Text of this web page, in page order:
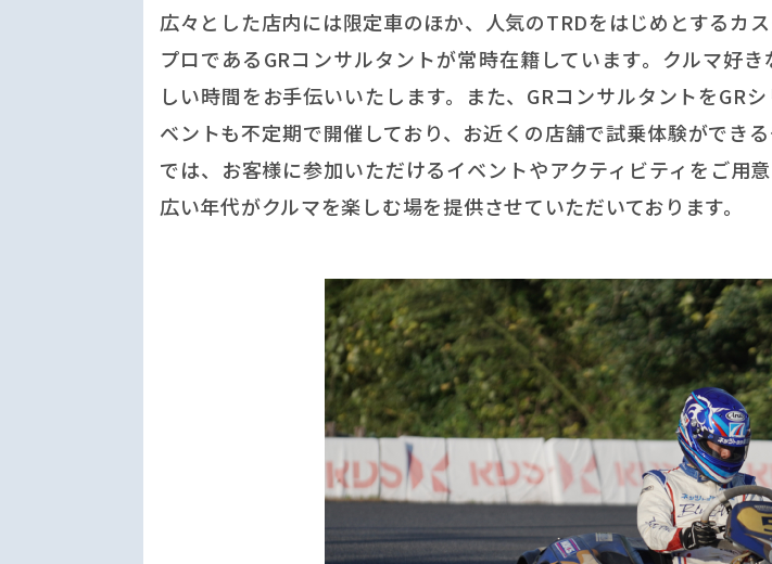
広々とした店内には限定車のほか、人気のTRDをはじめとするカ
プロであるGRコンサルタントが常時在籍しています。クルマ好
しい時間をお手伝いいたします。また、GRコンサルタントをGR
ベントも不定期で開催しており、お近くの店舗で試乗体験ができ
では、お客様に参加いただけるイベントやアクティビティをご用
広い年代がクルマを楽しむ場を提供させていただいております。